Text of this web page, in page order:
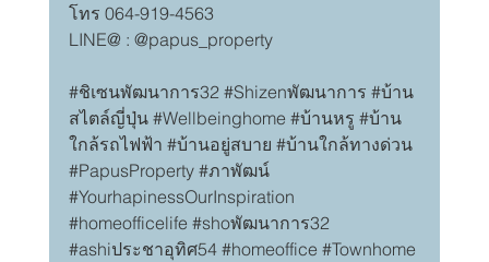
โทร 064-919-4563
LINE@ : @papus_property
#ชิเซนพัฒนาการ32 #Shizenพัฒนาการ #บ้าน
สไตล์ญี่ปุ่น #Wellbeinghome #บ้านหรู #บ้าน
ใกล้รถไฟฟ้า #บ้านอยู่สบาย #บ้านใกล้ทางด่วน
#PapusProperty #ภาพัฒน์
#YourhapinessOurInspiration
#homeofficelife #shoพัฒนาการ32
#ashiประชาอุทิศ54 #homeoffice #Townhome